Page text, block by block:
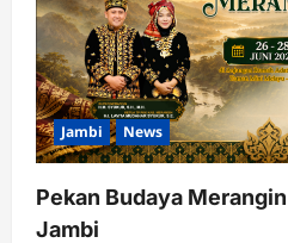
Jambi News
Pekan Budaya
Jambi